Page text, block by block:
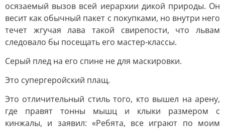
осязаемый вызов всей иерархии дикой природы. Он
весит как обычный пакет с покупками, но внутри него
течет жгучая лава такой свирепости, что львам
следовало бы посещать его мастер-классы.
Серый плед на его спине не для маскировки.
Это супергеройский плащ.
Это отличительный стиль того, кто вышел на арену,
где правят тонны мышц и клыки размером с
кинжалы, и заявил: «Ребята, все играют по моим